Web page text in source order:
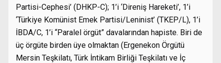
Partisi-Cephesi’ (DHKP-C); 1’i ‘Direniş Hareketi’, 1’i
‘Türkiye Komünist Emek Partisi/Leninist’ (TKEP/L), 1’i
İBDA/C, 1’i “Paralel örgüt” davalarından hapiste. Biri de
üç örgüte birden üye olmaktan (Ergenekon Örgütü
Mersin Teşkilatı, Türk İntikam Birliği Teşkilatı ve İç